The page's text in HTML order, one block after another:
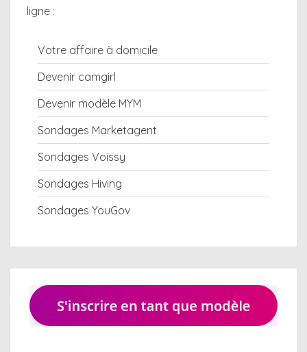
ligne :
Votre affaire à domicile
Devenir camgirl
Devenir modèle MYM
Sondages Marketagent
Sondages Voissy
Sondages Hiving
Sondages YouGov